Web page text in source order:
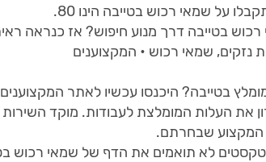
על שמאי רכוש בטייבה הינו 80.
בטייבה דרך מנוע חיפוש? אז כנראה
נזקים, שמאי רכוש • המקצוענים
בטייבה? היכנסו עכשיו לאתר
את העלות המומלצת לעבודות. מוקד
המקצוע שבחרתם.
לא תואמים את הדף של שמאי רכוש